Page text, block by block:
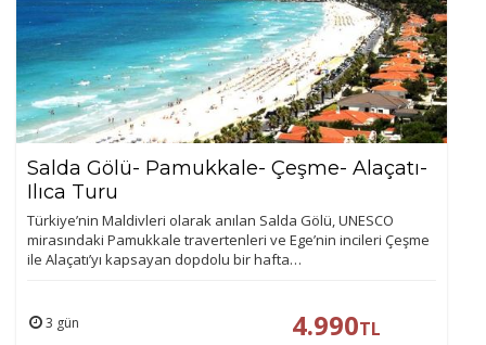
Ziyaretçilerin siteyi nasıl kullandığını anonim olarak
ölçeriz. Hangi sayfaların popüler olduğunu ve
kullanıcıların nerede zorluk yaşadığını anlamamıza
yardımcı olur.
Pazarlama Çerezleri
Size ve ilgi alanlarınıza uygun reklamlar göstermek için
kullanılır. Kapatırsanız reklamları görmeye devam
edersiniz, ancak daha az alakalı olabilirler.
Salda Gölü- Pamukkale- Çeşme- Alaçatı-
Ilıca Turu
Türkiye’nin Maldivleri olarak anılan Salda Gölü, UNESCO
mirasındaki Pamukkale travertenleri ve Ege’nin incileri Çeşme
ile Alaçatı’yı kapsayan dopdolu bir hafta…
3 gün 4.990TL